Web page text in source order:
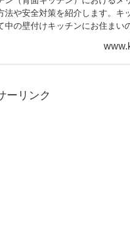
法や安全対策を紹介します。キ
の壁付けキッチンにお住まい
ーリンク